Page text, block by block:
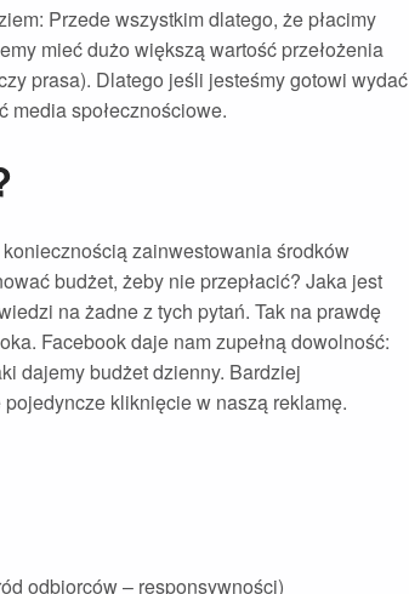
Przede wszystkim dlatego, że płacimy
mieć dużo większą wartość przełożenia
prasa). Dlatego jeśli jesteśmy gotowi wydać
media społecznościowe.
zainwestowania środków
budżet, żeby nie przepłacić? Jaka jest
na żadne z tych pytań. Tak na prawdę
Facebook daje nam zupełną dowolność:
dajemy budżet dzienny. Bardziej
kliknięcie w naszą reklamę.
odbiorców – responsywności)